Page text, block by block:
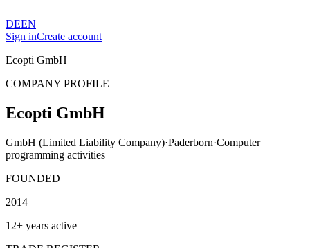
DEEN
Sign inCreate account
Ecopti GmbH
COMPANY PROFILE
Ecopti GmbH
GmbH (Limited Liability Company)·Paderborn·Computer
programming activities
FOUNDED
2014
12+ years active